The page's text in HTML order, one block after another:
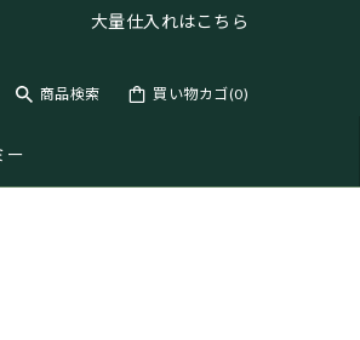
大量仕入れはこちら
商品検索 買い物カゴ(0)
ー